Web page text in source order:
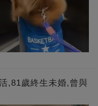
,81歲終生未婚,曾與